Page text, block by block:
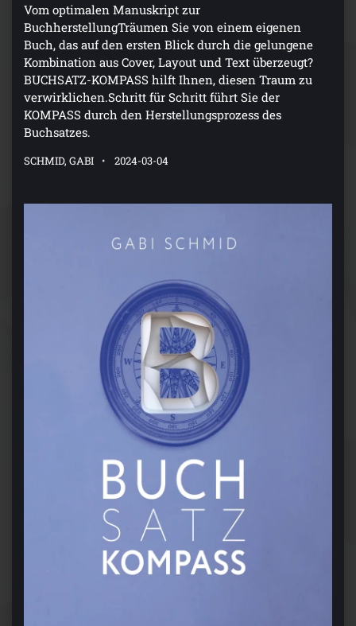
Vom optimalen Manuskript zur
BuchherstellungTräumen Sie von einem eigenen
Buch, das auf den ersten Blick durch die gelungene
Kombination aus Cover, Layout und Text überzeugt?
BUCHSATZ-KOMPASS hilft Ihnen, diesen Traum zu
verwirklichen.Schritt für Schritt führt Sie der
KOMPASS durch den Herstellungsprozess des
Buchsatzes.
SCHMID, GABI 2024-03-04